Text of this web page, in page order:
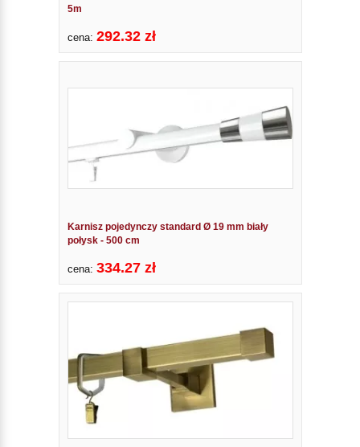
5m
cena: 292.32 zł
Karnisz pojedynczy standard Ø 19 mm biały
połysk - 500 cm
cena: 334.27 zł